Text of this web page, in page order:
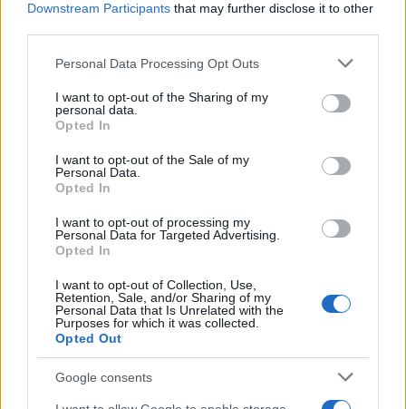
Downstream Participants that may further disclose it to other
Please note that this website/app uses one or more Google
not limited to your visit or usage behaviour. You may click to
grant or deny consent to Google and its third-party tags to
use your data for below specified purposes in below Google
consent section.
Personal Data Processing Opt Outs
I want to opt-out of the Sharing of my
personal data.
Opted In
I want to opt-out of the Sale of my
Personal Data.
Opted In
I want to opt-out of processing my
Personal Data for Targeted Advertising.
Opted In
I want to opt-out of Collection, Use,
Retention, Sale, and/or Sharing of my
Personal Data that Is Unrelated with the
Purposes for which it was collected.
Opted Out
Google consents
Entra nel canale telegram di
Ricevi le nostre ultime news
daGoogle News
Condividi l'articolo
F T Pi